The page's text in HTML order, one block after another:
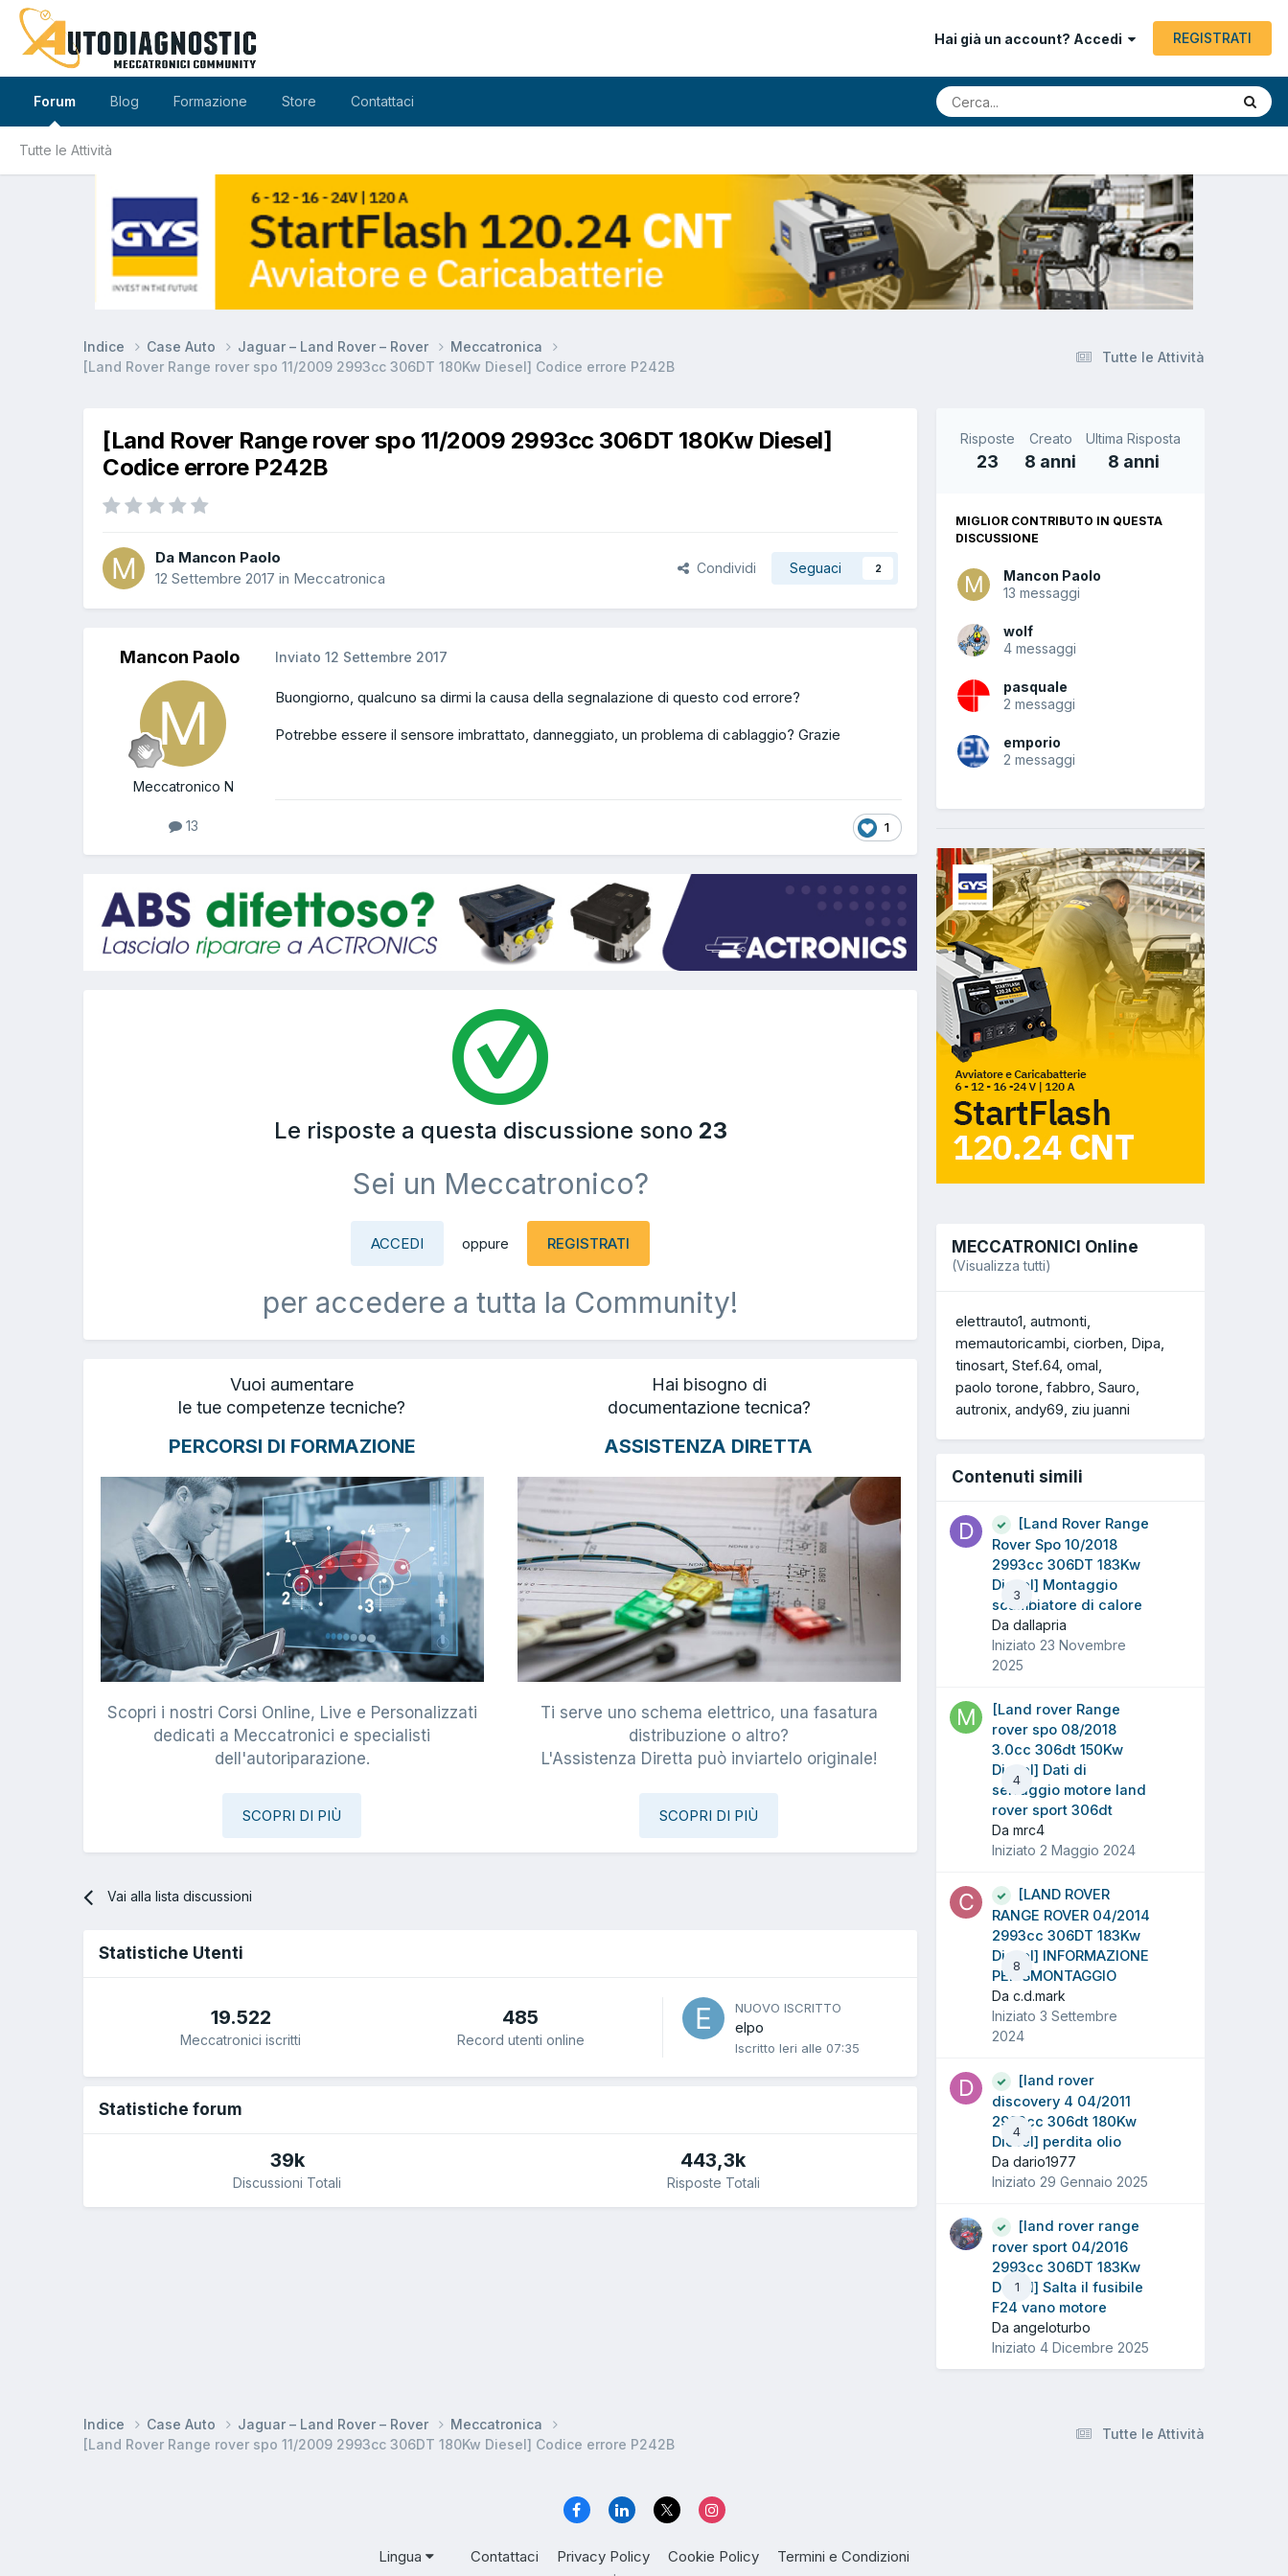
Hai già un account? Accedi REGISTRATI
Forum
Tutte le Attività
Blog Formazione Store Contattaci
Tutte le Attività
Indice Case Auto Jaguar – Land Rover – Rover
Meccatronica
[Land Rover Range rover spo 11/2009 2993cc 306DT 180Kw Diesel] Codice errore P242B
[Land Rover Range rover spo 11/2009 2993cc 306DT 180Kw Diesel]
Codice errore P242B
Da Mancon Paolo
12 Settembre 2017 in Meccatronica
Condividi Seguaci 2
Mancon Paolo
Meccatronico N
13
Inviato 12 Settembre 2017
Buongiorno, qualcuno sa dirmi la causa della segnalazione di questo cod errore?
Potrebbe essere il sensore imbrattato, danneggiato, un problema di cablaggio? Grazie
1
Le risposte a questa discussione sono 23
Sei un Meccatronico?
ACCEDI oppure REGISTRATI
per accedere a tutta la Community!
Vuoi aumentare
le tue competenze tecniche?
PERCORSI DI FORMAZIONE
Scopri i nostri Corsi Online, Live e Personalizzati
dedicati a Meccatronici e specialisti
dell'autoriparazione.
SCOPRI DI PIÙ
Hai bisogno di
documentazione tecnica?
ASSISTENZA DIRETTA
Ti serve uno schema elettrico, una fasatura
distribuzione o altro?
L'Assistenza Diretta può inviartelo originale!
SCOPRI DI PIÙ
Vai alla lista discussioni
Statistiche Utenti
19.522
Meccatronici iscritti
485
Record utenti online
NUOVO ISCRITTO
elpo
Iscritto Ieri alle 07:35
Statistiche forum
39k
Discussioni Totali
443,3k
Risposte Totali
Risposte
23
Creato
8 anni
Ultima Risposta
8 anni
MIGLIOR CONTRIBUTO IN QUESTA
DISCUSSIONE
Mancon Paolo
13 messaggi
wolf
4 messaggi
pasquale
2 messaggi
emporio
2 messaggi
MECCATRONICI Online
(Visualizza tutti)
elettrauto1 autmonti
memautoricambi ciorben Dipa
tinosart Stef.64 omal
paolo torone fabbro Sauro
autronix andy69 ziu juanni
Contenuti simili
3
[Land Rover Range
Rover Spo 10/2018
2993cc 306DT 183Kw
Diesel] Montaggio
scambiatore di calore
Da dallapria
Iniziato 23 Novembre
2025
4
[Land rover Range
rover spo 08/2018
3.0cc 306dt 150Kw
Diesel] Dati di
serraggio motore land
rover sport 306dt
Da mrc4
Iniziato 2 Maggio 2024
8
[LAND ROVER
RANGE ROVER 04/2014
2993cc 306DT 183Kw
Diesel] INFORMAZIONE
PER SMONTAGGIO
Da c.d.mark
Iniziato 3 Settembre
2024
4
[land rover
discovery 4 04/2011
2993cc 306dt 180Kw
Diesel] perdita olio
Da dario1977
Iniziato 29 Gennaio 2025
1
[land rover range
rover sport 04/2016
2993cc 306DT 183Kw
Diesel] Salta il fusibile
F24 vano motore
Da angeloturbo
Iniziato 4 Dicembre 2025
Tutte le Attività
Indice Case Auto Jaguar – Land Rover – Rover
Meccatronica
[Land Rover Range rover spo 11/2009 2993cc 306DT 180Kw Diesel] Codice errore P242B
Lingua Contattaci Privacy Policy Cookie Policy Termini e Condizioni